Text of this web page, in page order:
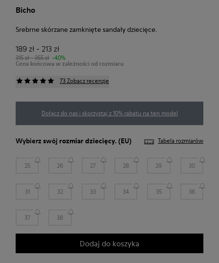
Bicho
Srebrne skórzane zamknięte sandały dziecięce.
189 zł - 213 zł
315 zł - 355 zł -40%
Cena końcowa w zależności od rozmiaru
73 Zobacz recenzje
Dołącz do nas i skorzystaj z 10% rabatu na ten model
Wybierz swój rozmiar dziecięcy. (EU) Tabela rozmiarów
25 26 27 28 29 30
31 32 33 34 35 36
37 38
Dodaj do koszyka